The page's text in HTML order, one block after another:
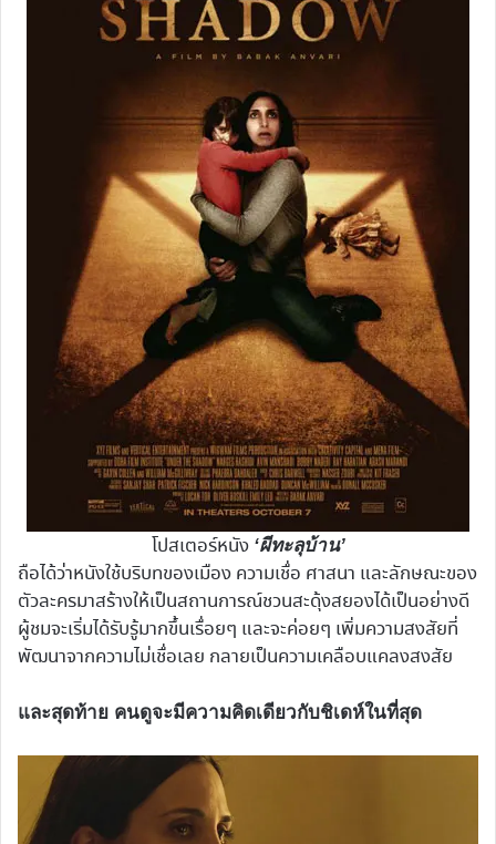
โปสเตอร์หนัง ‘ผีทะลุบ้าน’
ถือได้ว่าหนังใช้บริบทของเมือง ความเชื่อ ศาสนา และลักษณะของ
ตัวละครมาสร้างให้เป็นสถานการณ์ชวนสะดุ้งสยองได้เป็นอย่างดี
ผู้ชมจะเริ่มได้รับรู้มากขึ้นเรื่อยๆ และจะค่อยๆ เพิ่มความสงสัยที่
พัฒนาจากความไม่เชื่อเลย กลายเป็นความเคลือบแคลงสงสัย
และสุดท้าย คนดูจะมีความคิดเดียวกับชิเดห์ในที่สุด